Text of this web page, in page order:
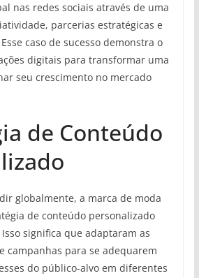
nas redes sociais através de uma
parcerias estratégicas e
caso de sucesso demonstra o
digitais para transformar uma
seu crescimento no mercado
de Conteúdo
globalmente, a marca de moda
de conteúdo personalizado
significa que adaptaram as
campanhas para se adequarem
do público-alvo em diferentes